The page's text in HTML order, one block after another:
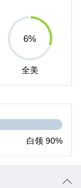
6%
全美
白领 90%